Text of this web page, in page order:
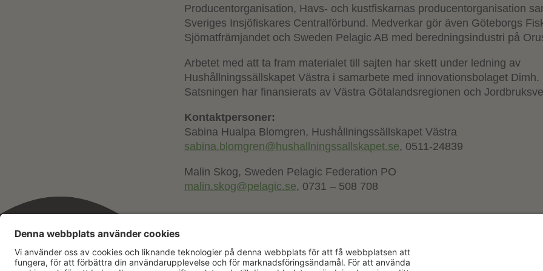
Producentorganisation, Havs- och kustfiskarnas producentorganisation
Sveriges Insjöfiskares Centralförbund. Medverkar gör även Göteborgs
Sjömatfrämjandet och Sweden Pelagic AB med beredningsindustri på
Arbetet med att ta fram materialet till sajten har skett under ledning av
Hushållningssällskapet Västra i samarbete med innovationsbolaget Dimh.
Satsningen har finansierats av Västra Götalandsregionen och
Kontaktpersoner:
Sabina Hualpa Blomgren, Hushållningssällskapet Västra
sabina.blomgren@hushallningssallskapet.se, 0511-24839
Malin Skog, Sweden Pelagic Federation PO
malin.skog@pelagic.se, 0731 – 508 708